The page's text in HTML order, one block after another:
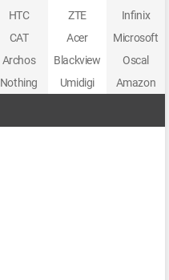
HTC ZTE
Infinix
CAT Acer
Microsoft
Archos Blackview
Oscal
Nothing Umidigi Amazon